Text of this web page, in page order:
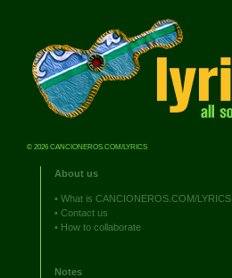
© 2026 CANCIONEROS.COM/LYRICS
About us
• What is CANCIONEROS.COM/LYRICS
• Contact us
• How to collaborate
Notes